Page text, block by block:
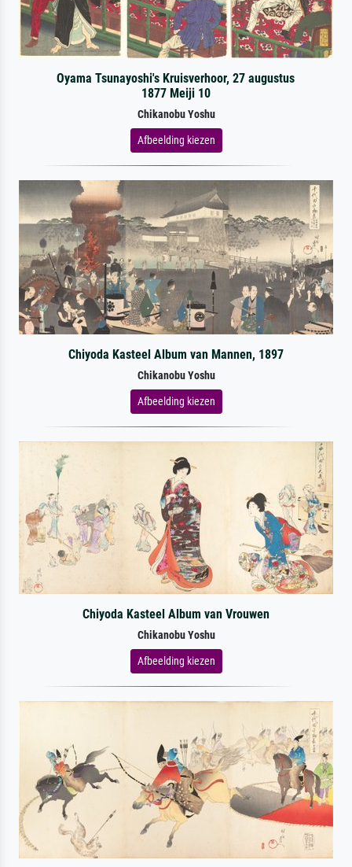
Oyama Tsunayoshi's Kruisverhoor, 27 augustus
1877 Meiji 10
Chikanobu Yoshu
Afbeelding kiezen
Chiyoda Kasteel Album van Mannen, 1897
Chikanobu Yoshu
Afbeelding kiezen
Chiyoda Kasteel Album van Vrouwen
Chikanobu Yoshu
Afbeelding kiezen